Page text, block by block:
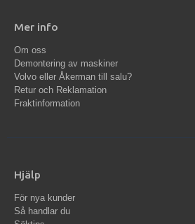
Mer info
Om oss
Demontering av maskiner
Volvo eller Åkerman till salu?
Retur och Reklamation
Fraktinformation
Hjälp
För nya kunder
Så handlar du